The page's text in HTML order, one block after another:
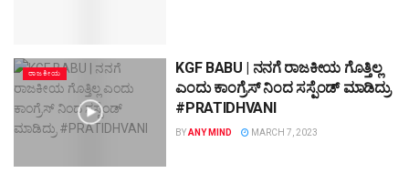
ರಾಜಕೀಯ
KGF BABU | ನನಗೆ ರಾಜಕೀಯ ಗೊತ್ತಿಲ್ಲ
ಎಂದು ಕಾಂಗ್ರೆಸ್ ನಿಂದ ಸಸ್ಪೆಂಡ್ ಮಾಡಿದ್ರು
#PRATIDHVANI
BYANY MIND MARCH 7, 2023